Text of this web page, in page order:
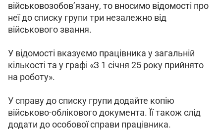
військовозобов’язану, то вносимо відомості про
неї до списку групи три незалежно від
військового звання.
У відомості вказуємо працівника у загальній
кількості та у графі «З 1 січня 25 року прийнято
на роботу».
У справу до списку групи додайте копію
військово-облікового документа. Її також слід
додати до особової справи працівника.